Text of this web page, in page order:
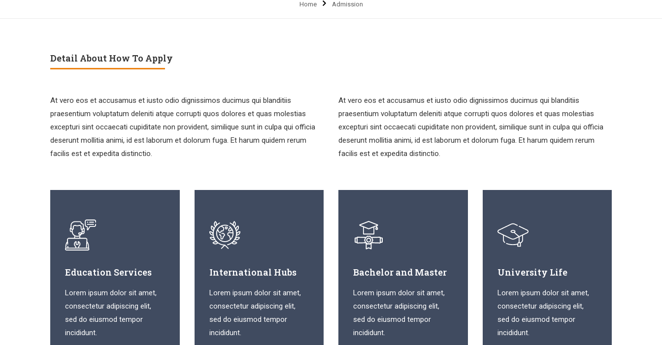
Home Admission
Detail About How To Apply
At vero eos et accusamus et iusto odio dignissimos ducimus qui blanditiis
praesentium voluptatum deleniti atque corrupti quos dolores et quas molestias
excepturi sint occaecati cupiditate non provident, similique sunt in culpa qui officia
deserunt mollitia animi, id est laborum et dolorum fuga. Et harum quidem rerum
facilis est et expedita distinctio.
At vero eos et accusamus et iusto odio dignissimos ducimus qui blanditiis
praesentium voluptatum deleniti atque corrupti quos dolores et quas molestias
excepturi sint occaecati cupiditate non provident, similique sunt in culpa qui officia
deserunt mollitia animi, id est laborum et dolorum fuga. Et harum quidem rerum
facilis est et expedita distinctio.
Education Services
Lorem ipsum dolor sit amet,
consectetur adipiscing elit,
sed do eiusmod tempor
incididunt.
International Hubs
Lorem ipsum dolor sit amet,
consectetur adipiscing elit,
sed do eiusmod tempor
incididunt.
Bachelor and Master
Lorem ipsum dolor sit amet,
consectetur adipiscing elit,
sed do eiusmod tempor
incididunt.
University Life
Lorem ipsum dolor sit amet,
consectetur adipiscing elit,
sed do eiusmod tempor
incididunt.